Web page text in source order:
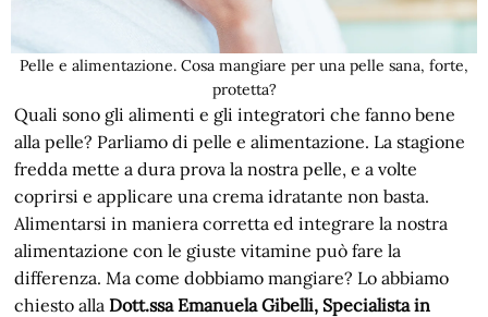
Pelle e alimentazione. Cosa mangiare per una pelle sana, forte,
protetta?
Quali sono gli alimenti e gli integratori che fanno bene
alla pelle? Parliamo di pelle e alimentazione. La stagione
fredda mette a dura prova la nostra pelle, e a volte
coprirsi e applicare una crema idratante non basta.
Alimentarsi in maniera corretta ed integrare la nostra
alimentazione con le giuste vitamine può fare la
differenza. Ma come dobbiamo mangiare? Lo abbiamo
chiesto allaDott.ssa Emanuela Gibelli, Specialista in